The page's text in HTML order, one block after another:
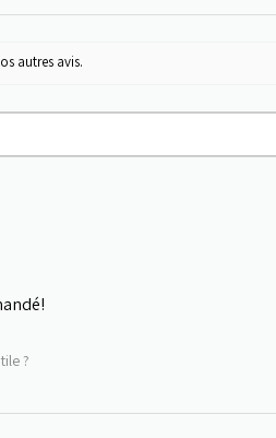
autres avis.
?